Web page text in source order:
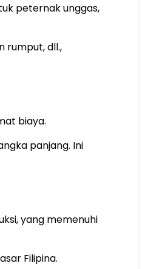
peternak unggas,
rumput, dll.,
biaya.
panjang. Ini
yang memenuhi
Filipina.